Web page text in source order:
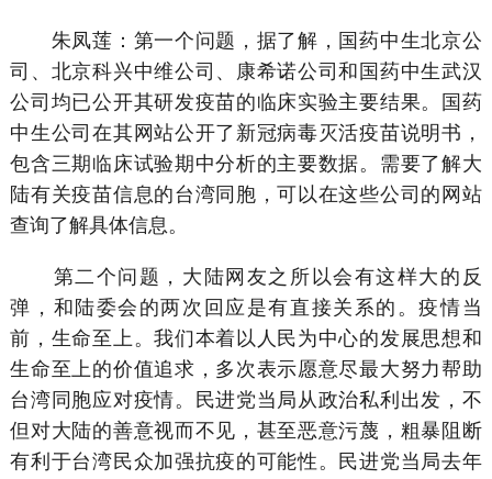
朱凤莲：第一个问题，据了解，国药中生北京公
司、北京科兴中维公司、康希诺公司和国药中生武汉
公司均已公开其研发疫苗的临床实验主要结果。国药
中生公司在其网站公开了新冠病毒灭活疫苗说明书，
包含三期临床试验期中分析的主要数据。需要了解大
陆有关疫苗信息的台湾同胞，可以在这些公司的网站
查询了解具体信息。
第二个问题，大陆网友之所以会有这样大的反
弹，和陆委会的两次回应是有直接关系的。疫情当
前，生命至上。我们本着以人民为中心的发展思想和
生命至上的价值追求，多次表示愿意尽最大努力帮助
台湾同胞应对疫情。民进党当局从政治私利出发，不
但对大陆的善意视而不见，甚至恶意污蔑，粗暴阻断
有利于台湾民众加强抗疫的可能性。民进党当局去年